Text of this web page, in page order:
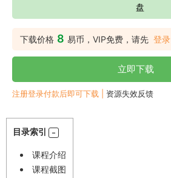
盘
下载价格 8 易币，VIP免费，请先 登录
立即下载
注册登录付款后即可下载 | 资源失效反馈
目录索引
课程介绍
课程截图